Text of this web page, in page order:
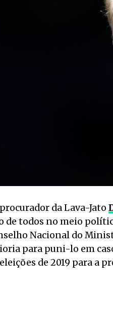
da Lava-Jato
de todos no meio
Nacional do
para puni-lo em
de 2019 para a